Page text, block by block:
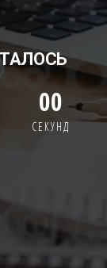
00
СЕКУНД